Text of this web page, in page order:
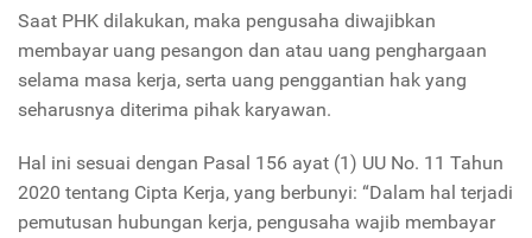
Saat PHK dilakukan, maka pengusaha diwajibkan
membayar uang pesangon dan atau uang penghargaan
selama masa kerja, serta uang penggantian hak yang
seharusnya diterima pihak karyawan.
Hal ini sesuai dengan Pasal 156 ayat (1) UU No. 11 Tahun
2020 tentang Cipta Kerja, yang berbunyi: “Dalam hal terjadi
pemutusan hubungan kerja, pengusaha wajib membayar